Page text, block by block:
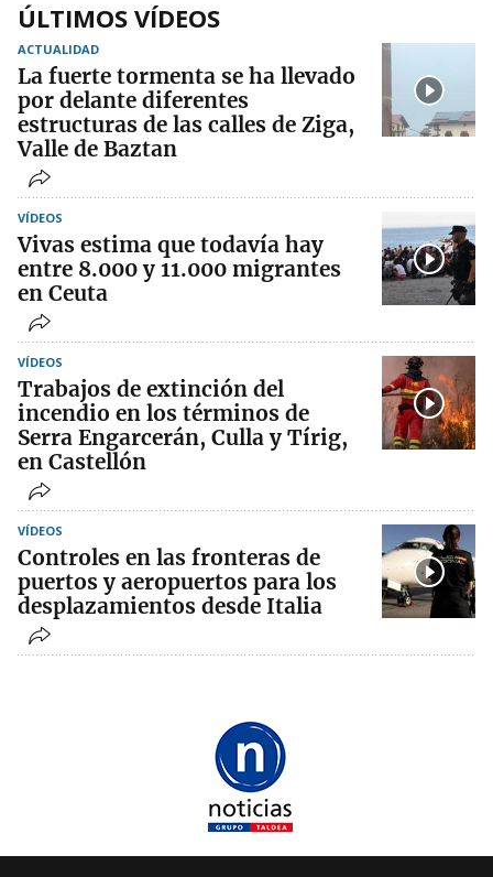
ÚLTIMOS VÍDEOS
ACTUALIDAD
La fuerte tormenta se ha llevado
por delante diferentes
estructuras de las calles de Ziga,
Valle de Baztan
VÍDEOS
Vivas estima que todavía hay
entre 8.000 y 11.000 migrantes
en Ceuta
VÍDEOS
Trabajos de extinción del
incendio en los términos de
Serra Engarcerán, Culla y Tírig,
en Castellón
VÍDEOS
Controles en las fronteras de
puertos y aeropuertos para los
desplazamientos desde Italia